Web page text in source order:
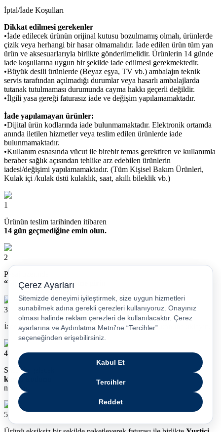
İptal/İade Koşulları
Dikkat edilmesi gerekenler
•İade edilecek ürünün orijinal kutusu bozulmamış olmalı, ürünlerde
çizik veya herhangi bir hasar olmamalıdır. İade edilen ürün tüm yan
ürün ve aksesuarlarıyla birlikte gönderilmelidir. Ürünlerin 14 günde
iade koşullarına uygun bir şekilde iade edilmesi gerekmektedir.
•Büyük desili ürünlerde (Beyaz eşya, TV vb.) ambalajın teknik
servis tarafından açılmadığı durumlar veya hasarlı ambalajlarda
tutanak tutulmaması durumunda cayma hakkı geçerli değildir.
•İlgili yasa gereği faturasız iade ve değişim yapılamamaktadır.
İade yapılamayan ürünler:
•Dijital ürün kodlarında iade bulunmamaktadır. Elektronik ortamda
anında iletilen hizmetler veya teslim edilen ürünlerde iade
bulunmamaktadır.
•Kullanım esnasında vücut ile birebir temas gerektiren ve kullanımla
beraber sağlık açısından tehlike arz edebilen ürünlerin
iadesi/değişimi yapılamamaktadır. (Tüm Kişisel Bakım Ürünleri,
Kulak içi /kulak üstü kulaklık, saat, akıllı bileklik vb.)
1
Ürünün teslim tarihinden itibaren
14 gün geçmediğine emin olun.
2
Pasaj üzerinde
“Siparişlerim” sekmesine girin
3
İade nedeninizi seçerek“İade Talebi OIuştur”butonuna tıklayın.
4
SMS ile gelecek
kargo kodunu
not alın.
5